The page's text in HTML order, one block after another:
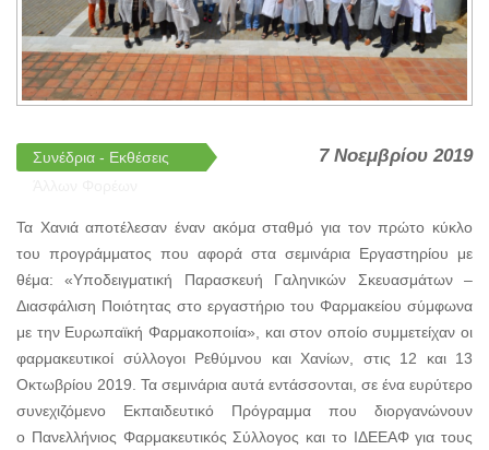
Συνέδρια - Εκθέσεις
7 Νοεμβρίου 2019
Τα Χανιά αποτέλεσαν έναν ακόμα σταθμό για τον πρώτο κύκλο
του προγράμματος που αφορά στα σεμινάρια Εργαστηρίου με
θέμα: «Υποδειγματική Παρασκευή Γαληνικών Σκευασμάτων –
Διασφάλιση Ποιότητας στο εργαστήριο του Φαρμακείου σύμφωνα
με την Ευρωπαϊκή Φαρμακοποιία», και στον οποίο συμμετείχαν οι
φαρμακευτικοί σύλλογοι Ρεθύμνου και Χανίων, στις 12 και 13
Οκτωβρίου 2019. Τα σεμινάρια αυτά εντάσσονται, σε ένα ευρύτερο
συνεχιζόμενο Εκπαιδευτικό Πρόγραμμα που διοργανώνουν
ο Πανελλήνιος Φαρμακευτικός Σύλλογος και το ΙΔΕΕΑΦ για τους